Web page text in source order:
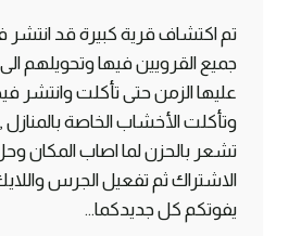
تم اكتشاف قرية كبيرة قد انتشر
جميع القرويين فيها وتحويلهم
عليها الزمن حتى تأكلت وانتشر
وتأكلت الأخشاب الخاصة
تشعر بالحزن لما اصاب المكان
الاشتراك ثم تفعيل الجرس
يفوتكم كل جديدكما…